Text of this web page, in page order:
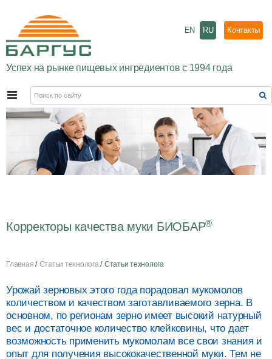
Успех на рынке пищевых ингредиентов с 1994 года
EN RU Контакты
Корректоры качества муки БИОБАР®
Главная Статьи технолога Статьи технолога
Урожай зерновых этого года порадовал мукомолов
количеством и качеством заготавливаемого зерна. В
основном, по регионам зерно имеет высокий натурный
вес и достаточное количество клейковины, что дает
возможность применить мукомолам все свои знания и
опыт для получения высококачественной муки. Тем не